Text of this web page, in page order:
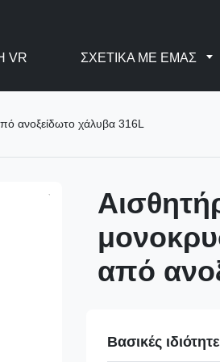
VR ΣΧΕΤΙΚΆ ΜΕ ΕΜΆΣ
ανοξείδωτο χάλυβα 316L
από
Βασικές